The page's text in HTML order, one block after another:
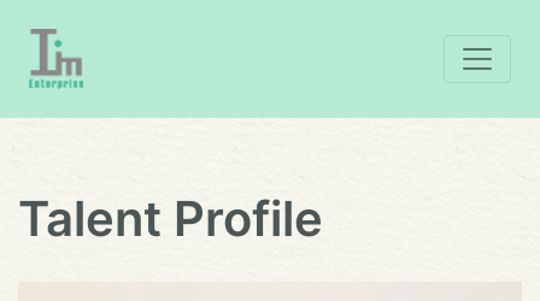
Talent Profile